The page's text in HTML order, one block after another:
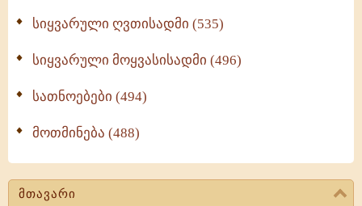
სიყვარული ღვთისადმი (535)
სიყვარული მოყვასისადმი (496)
სათნოებები (494)
მოთმინება (488)
მთავარი